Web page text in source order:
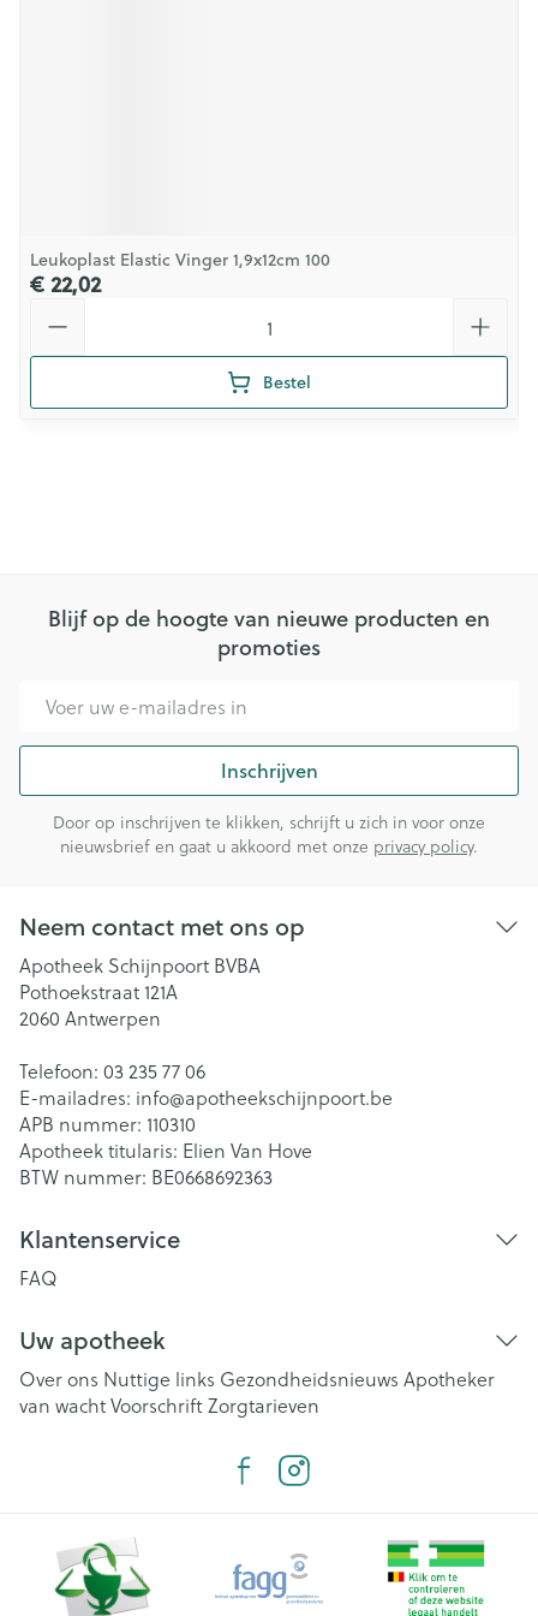
Leukoplast Elastic Vinger 1,9x12cm 100
€ 22,02
Bestel
Blijf op de hoogte van nieuwe producten en
promoties
Inschrijven
Door op inschrijven te klikken, schrijft u zich in voor onze
nieuwsbrief en gaat u akkoord met onze privacy policy.
Neem contact met ons op
Apotheek Schijnpoort BVBA
Pothoekstraat 121A
2060 Antwerpen
Telefoon: 03 235 77 06
E-mailadres: info@apotheekschijnpoort.be
APB nummer: 110310
Apotheek titularis: Elien Van Hove
BTW nummer: BE0668692363
Klantenservice
FAQ
Uw apotheek
Over ons Nuttige links Gezondheidsnieuws Apotheker
van wachtVoorschriftZorgtarieven